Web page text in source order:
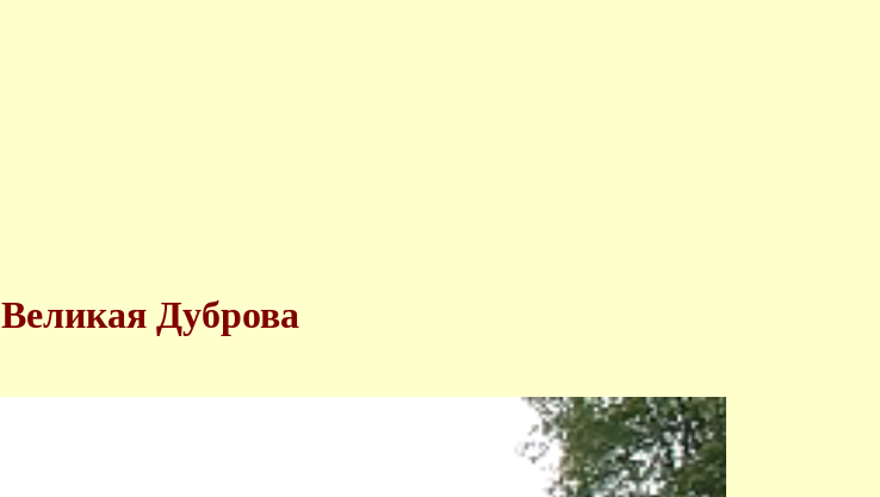
Великая Дуброва